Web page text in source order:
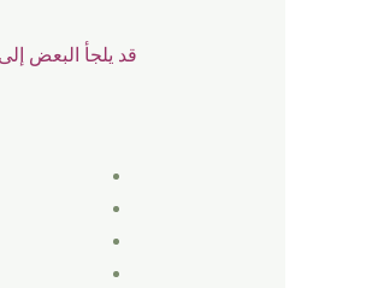
قد يلجأ البعض